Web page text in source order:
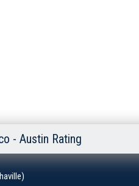
- Austin Rating